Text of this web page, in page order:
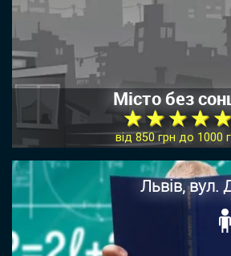
Місто без
★ ★ ★ ★
від 850 грн до 1000
Львів, вул.